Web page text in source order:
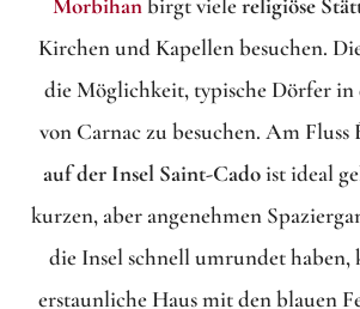
Kirchen und Kapellen besuchen.
die Möglichkeit, typische Dörfer in
von Carnac zu besuchen. Am Fluss
auf der Insel Saint-Cadoist ideal
kurzen, aber angenehmen
die Insel schnell umrundet haben,
erstaunliche Haus mit den blauen